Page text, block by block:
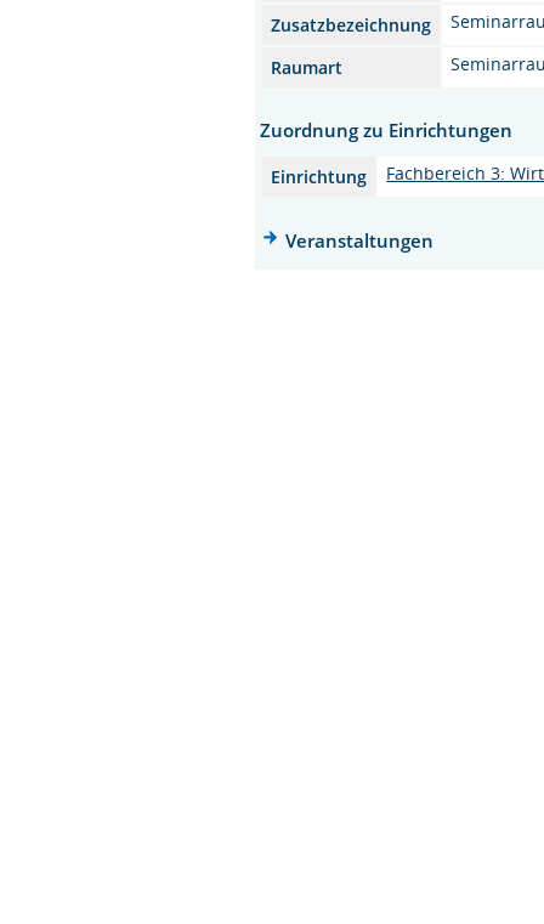
Zusatzbezeichnung
Raumart
Zuordnung zu Einrichtungen
Einrichtung Fachbereich 3:
Veranstaltungen